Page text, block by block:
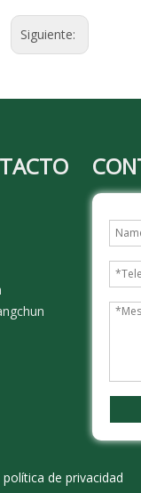
Siguiente:
política de privacidad